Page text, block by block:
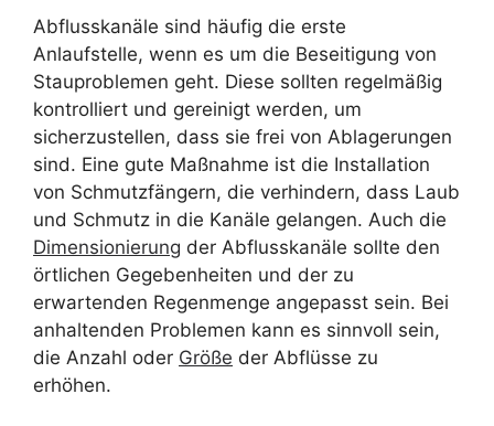
Abflusskanäle sind häufig die erste
Anlaufstelle, wenn es um die Beseitigung von
Stauproblemen geht. Diese sollten regelmäßig
kontrolliert und gereinigt werden, um
sicherzustellen, dass sie frei von Ablagerungen
sind. Eine gute Maßnahme ist die Installation
von Schmutzfängern, die verhindern, dass Laub
und Schmutz in die Kanäle gelangen. Auch die
Dimensionierung der Abflusskanäle sollte den
örtlichen Gegebenheiten und der zu
erwartenden Regenmenge angepasst sein. Bei
anhaltenden Problemen kann es sinnvoll sein,
die Anzahl oder Größe der Abflüsse zu
erhöhen.